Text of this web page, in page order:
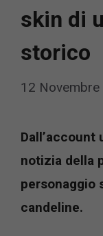
skin di
storico
12 Novembre
Dall’account
notizia della
personaggio
candeline.